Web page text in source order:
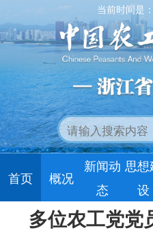
当前时间是
首页 概况
新闻动
态
思想
设
多位农工党党